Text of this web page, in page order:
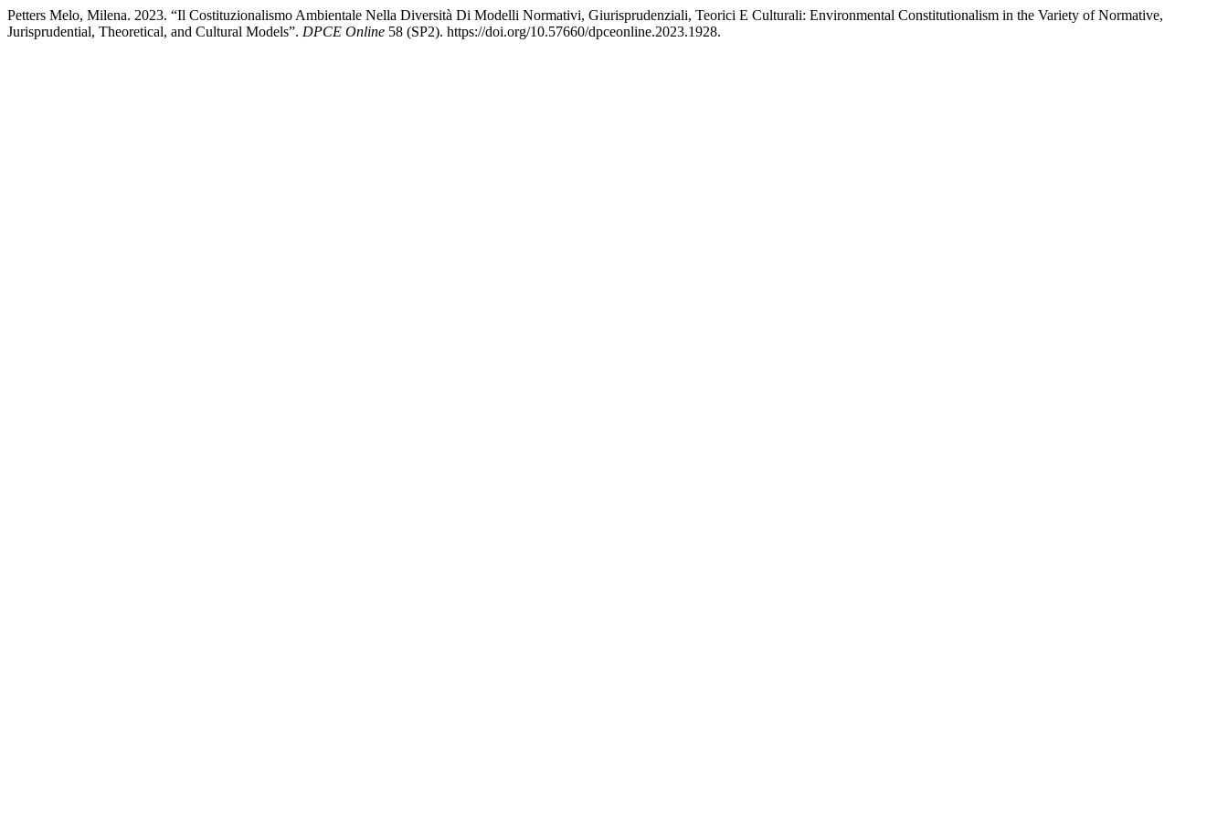
Petters Melo, Milena. 2023. “Il Costituzionalismo Ambientale Nella Diversità Di Modelli Normativi, Giurisprudenziali, Teorici E Culturali: Environmental Constitutionalism in the Variety of Normative,
Jurisprudential, Theoretical, and Cultural Models”. DPCE Online 58 (SP2). https://doi.org/10.57660/dpceonline.2023.1928.